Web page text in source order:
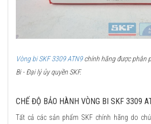
Vòng bi SKF 3309 ATN9chính hãng được phân
Bi - Đại lý ủy quyền SKF.
CHẾ ĐỘ BẢO HÀNH VÒNG BI SKF 3309
Tất cả các sản phẩm SKF chính hãng do